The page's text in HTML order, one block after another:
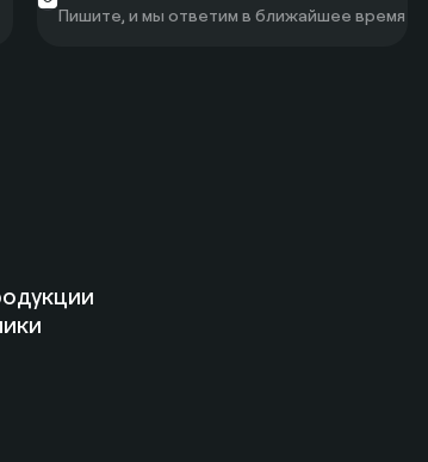
Пишите, и мы ответим в ближайшее время